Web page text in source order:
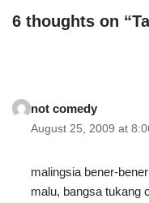
6 thoughts on
not comedy
August 25, 2009 at
malingsia bener-
malu, bangsa tukang